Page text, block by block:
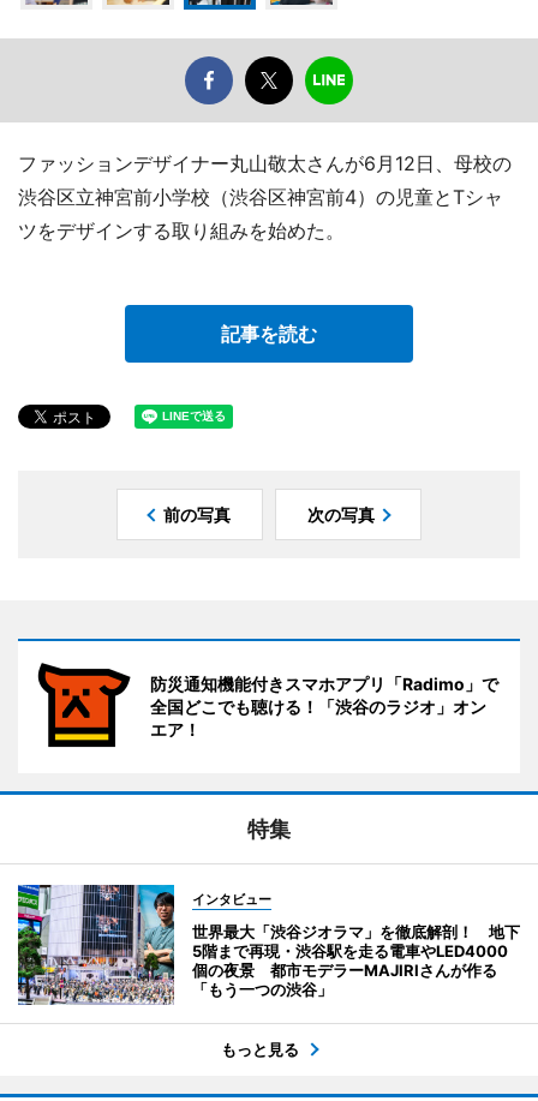
ファッションデザイナー丸山敬太さんが6月12日、母校の
渋谷区立神宮前小学校（渋谷区神宮前4）の児童とTシャ
ツをデザインする取り組みを始めた。
記事を読む
前の写真 次の写真
防災通知機能付きスマホアプリ「Radimo」で
全国どこでも聴ける！「渋谷のラジオ」オン
エア！
特集
インタビュー
世界最大「渋谷ジオラマ」を徹底解剖！ 地下
5階まで再現・渋谷駅を走る電車やLED4000
個の夜景 都市モデラーMAJIRIさんが作る
「もう一つの渋谷」
もっと見る